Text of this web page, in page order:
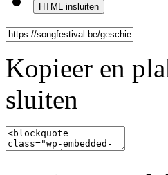
HTML insluiten
Kopieer en
sluiten